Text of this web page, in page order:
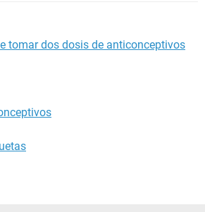
tomar dos dosis de anticonceptivos